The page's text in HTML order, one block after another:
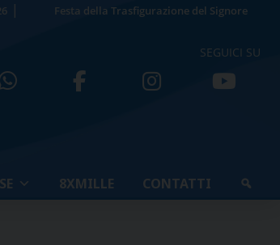
Festa della Trasfigurazione del Signore
SEGUICI SU
8XMILLE CONTATTI